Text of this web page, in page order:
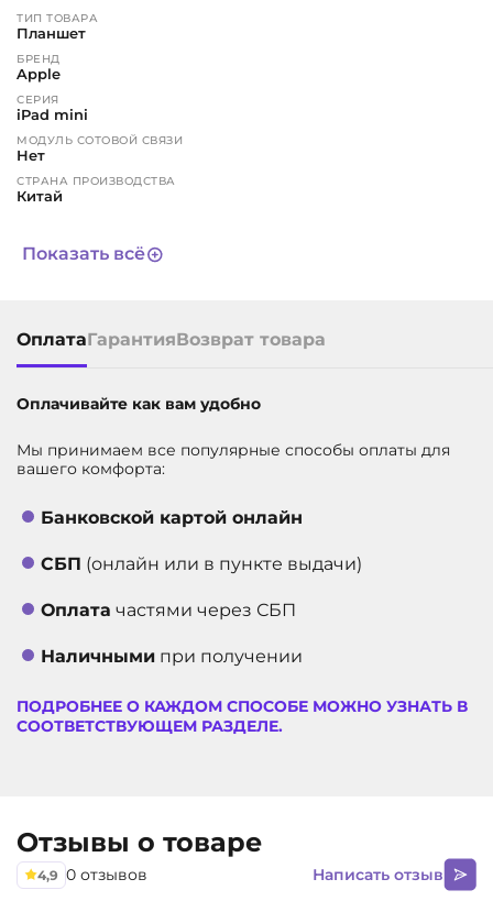
ТИП ТОВАРА
Планшет
БРЕНД
Apple
СЕРИЯ
iPad mini
МОДУЛЬ СОТОВОЙ СВЯЗИ
Нет
СТРАНА ПРОИЗВОДСТВА
Китай
МАГАЗИН ПРИЛОЖЕНИЙ
законодательства признается недостатком (браком)
ГАРАНТИЯ
СРОК СЛУЖБЫ
3 года
ВСТРОЕННАЯ ПАМЯТЬ
АРТИКУЛ
Показать всё
ОплатаГарантияВозврат товара
Оплачивайте как вам удобно
Мы принимаем все популярные способы оплаты для
вашего комфорта:
Банковской картой онлайн
СБП (онлайн или в пункте выдачи)
Оплата частями через СБП
Наличными при получении
ПОДРОБНЕЕ О КАЖДОМ СПОСОБЕ МОЖНО УЗНАТЬ В
СООТВЕТСТВУЮЩЕМ РАЗДЕЛЕ.
Отзывы о товаре
4,9 0 отзывов Написать отзыв